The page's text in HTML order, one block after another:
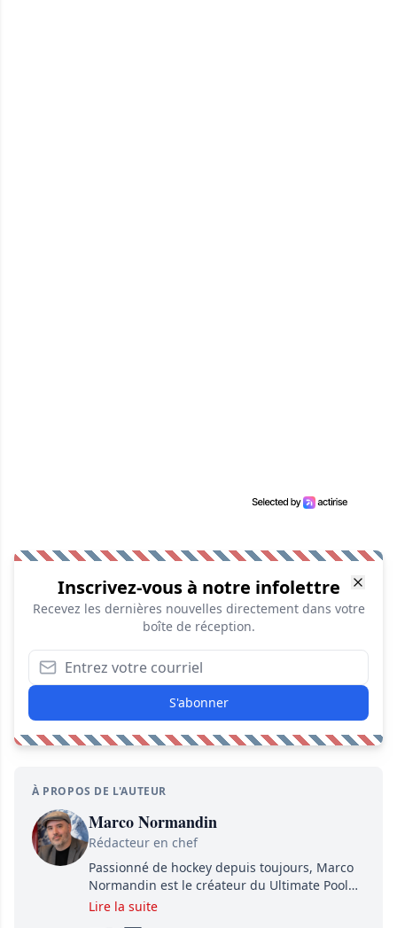
Inscrivez-vous à notre infolettre
Recevez les dernières nouvelles directement dans votre
boîte de réception.
S'abonner
À PROPOS DE L'AUTEUR
Marco Normandin
Rédacteur en chef
Passionné de hockey depuis toujours, Marco
Normandin est le créateur du Ultimate Pool
Preview, une référence mondiale en guide de
Lire la suite